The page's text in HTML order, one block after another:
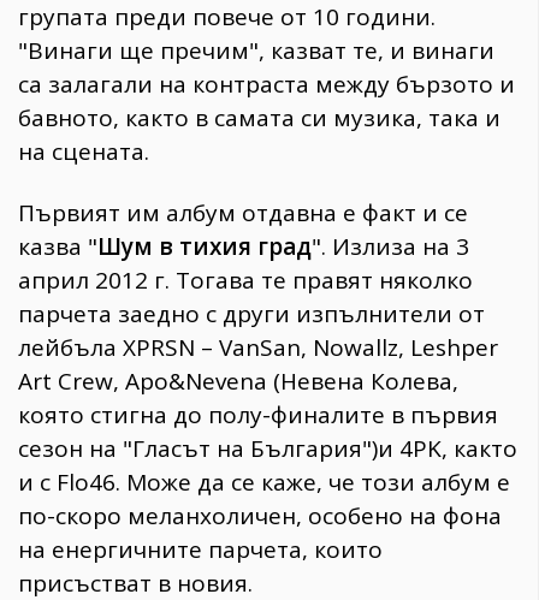
групата преди повече от 10 години.
"Винаги ще пречим", казват те, и винаги
са залагали на контраста между бързото и
бавното, както в самата си музика, така и
на сцената.
Първият им албум отдавна е факт и се
казва "Шум в тихия град". Излиза на 3
април 2012 г. Тогава те правят няколко
парчета заедно с други изпълнители от
лейбъла XPRSN – VanSan, Nowallz, Leshper
Art Crew, Apo&Nevena (Невена Колева,
която стигна до полу-финалите в първия
сезон на "Гласът на България")и 4PK, както
и с Flo46. Може да се каже, че този албум е
по-скоро меланхоличен, особено на фона
на енергичните парчета, които
присъстват в новия.